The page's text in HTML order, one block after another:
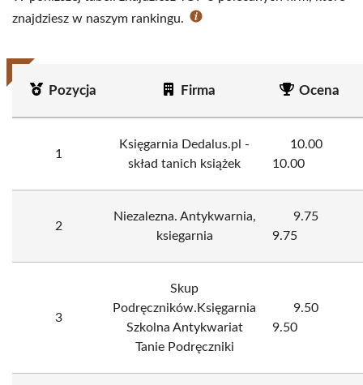
znajdziesz w naszym rankingu.
Pozycja Firma Ocena
1
Księgarnia Dedalus.pl -
skład tanich książek
10.00
10.00
2
Niezalezna. Antykwarnia,
ksiegarnia
9.75
9.75
3
Skup
Podręczników.Księgarnia
Szkolna Antykwariat
Tanie Podręczniki
9.50
9.50